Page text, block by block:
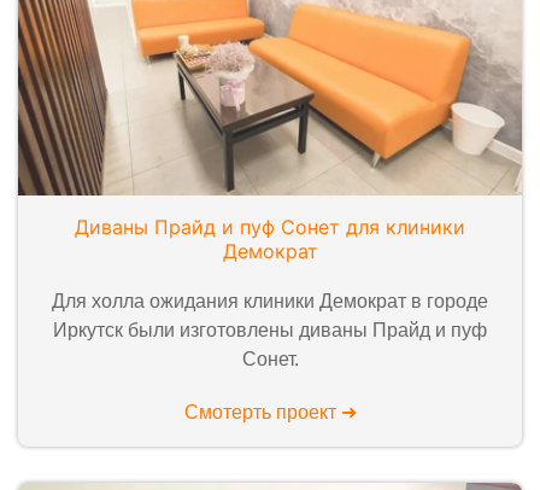
Диваны Прайд и пуф Сонет для клиники
Демократ
Для холла ожидания клиники Демократ в городе
Иркутск были изготовлены диваны Прайд и пуф
Сонет.
Смотерть проект ➜